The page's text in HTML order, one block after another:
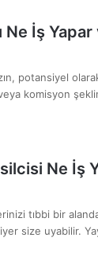
Ne İş
potansiyel
komisyon
Ne İş
tıbbi bir
size uyabilir.